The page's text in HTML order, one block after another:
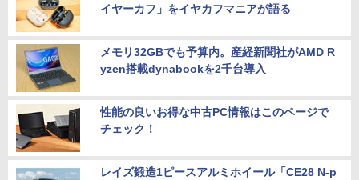
イヤーカフ」をイヤカフマニアが語る
メモリ32GBでも予算内。産経新聞社がAMD R
yzen搭載dynabookを2千台導入
性能の良いお得な中古PC情報はこのページで
チェック！
レイズ鍛造1ピースアルミホイール「CE28 N-p